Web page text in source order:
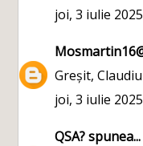
joi, 3 iulie
Greșit,
joi, 3 iulie
QSA?spunea...